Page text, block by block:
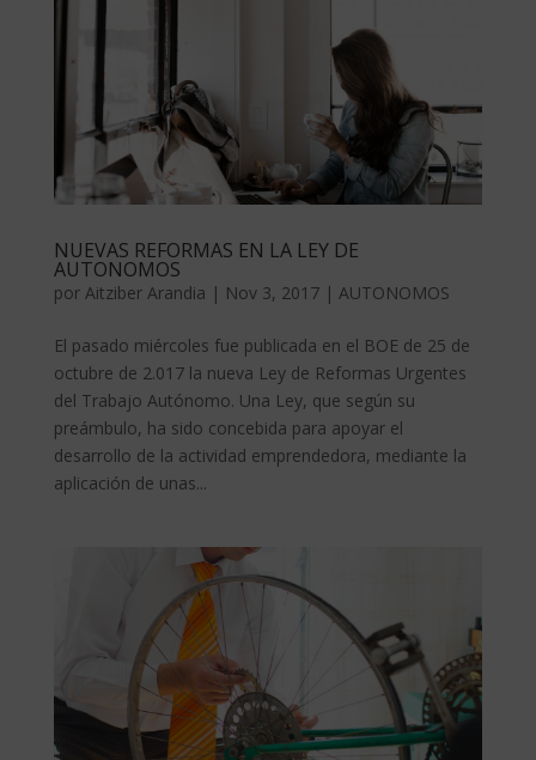
NUEVAS REFORMAS EN LA LEY DE
AUTONOMOS
por Aitziber Arandia | Nov 3, 2017| AUTONOMOS
El pasado miércoles fue publicada en el BOE de 25 de
octubre de 2.017 la nueva Ley de Reformas Urgentes
del Trabajo Autónomo. Una Ley, que según su
preámbulo, ha sido concebida para apoyar el
desarrollo de la actividad emprendedora, mediante la
aplicación de unas...